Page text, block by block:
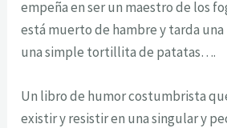
empeña en ser un maestro de los
está muerto de hambre y tarda una
una simple tortillita de patatas….
Un libro de humor costumbrista
existir y resistir en una singular y